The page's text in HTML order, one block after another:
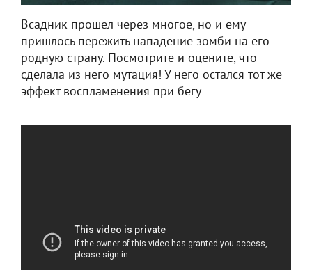
Всадник прошел через многое, но и ему
пришлось пережить нападение зомби на его
родную страну. Посмотрите и оцените, что
сделала из него мутация! У него остался тот же
эффект воспламенения при бегу.